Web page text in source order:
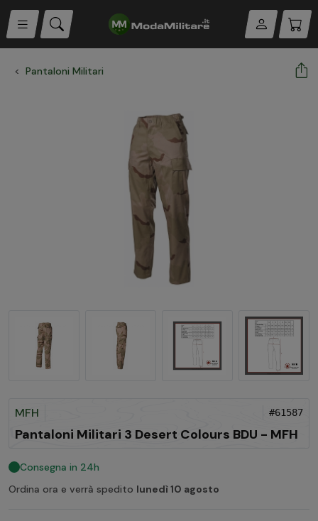
Pantaloni Militari
MFH #61587
Pantaloni Militari 3 Desert Colours BDU - MFH
Consegna in 24h
Ordina ora e verrà spedito lunedì 10 agosto